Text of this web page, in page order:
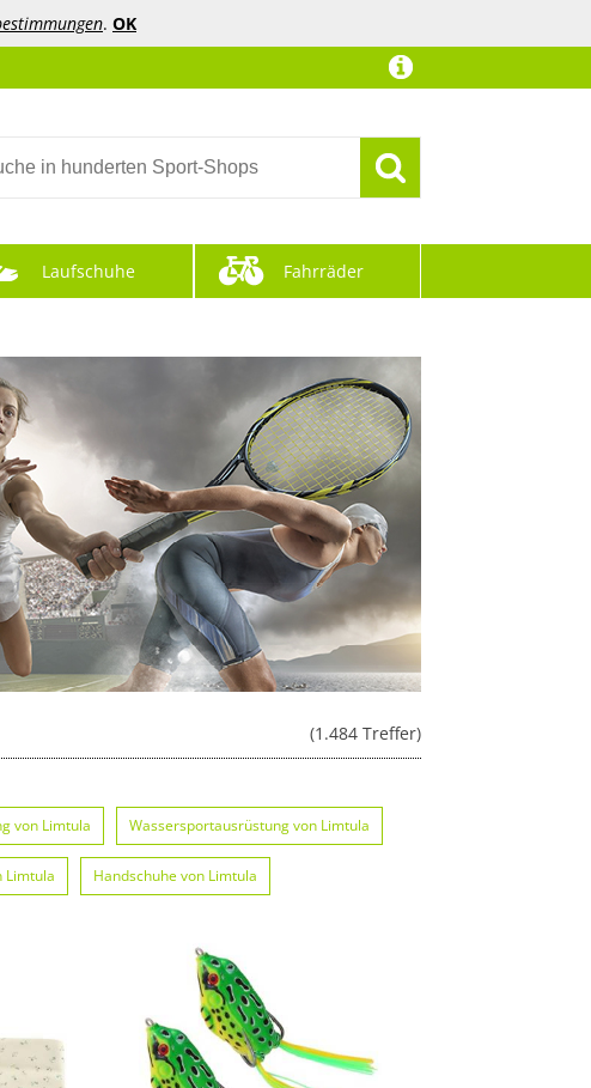
. OK
Laufschuhe Fahrräder
(1.484 Treffer)
von Limtula Wassersportausrüstung von Limtula
Limtula Handschuhe von Limtula
Boards von Limtula
Schlafsäcke von Limtula
Messgeräte von Limtula Lampen von Limtula